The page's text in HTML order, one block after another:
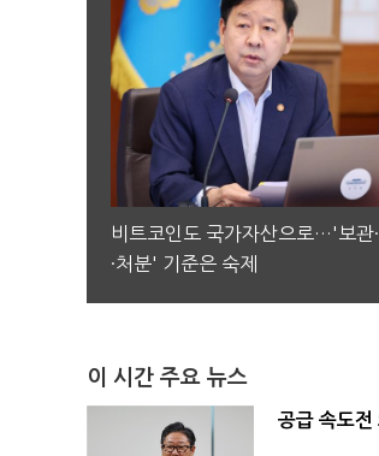
비트코인도 국가자산으로…'보관
·처분' 기준은 숙제
이 시간 주요 뉴스
공급 속도